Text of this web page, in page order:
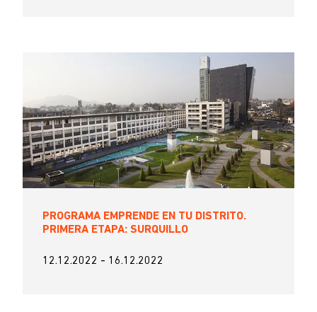
PROGRAMA EMPRENDE EN TU DISTRITO.
PRIMERA ETAPA: SURQUILLO
12.12.2022 - 16.12.2022